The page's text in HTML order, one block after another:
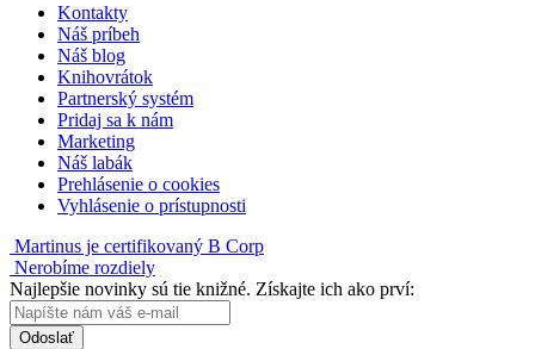
Kontakty
Náš príbeh
Náš blog
Knihovrátok
Partnerský systém
Pridaj sa k nám
Marketing
Náš labák
Prehlásenie o cookies
Vyhlásenie o prístupnosti
Martinus je certifikovaný B Corp
Nerobíme rozdiely
Najlepšie novinky sú tie knižné. Získajte ich ako prví:
Odoslať